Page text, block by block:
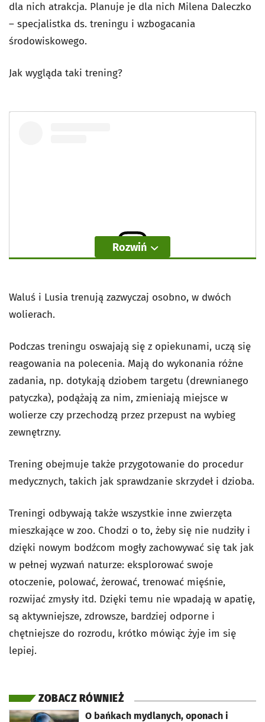
dla nich atrakcja. Planuje je dla nich Milena Daleczko
– specjalistka ds. treningu i wzbogacania
środowiskowego.
Jak wygląda taki trening?
Rozwiń
Waluś i Lusia trenują zazwyczaj osobno, w dwóch
wolierach.
Podczas treningu oswajają się z opiekunami, uczą się
reagowania na polecenia. Mają do wykonania różne
zadania, np. dotykają dziobem targetu (drewnianego
patyczka), podążają za nim, zmieniają miejsce w
wolierze czy przechodzą przez przepust na wybieg
zewnętrzny.
Trening obejmuje także przygotowanie do procedur
medycznych, takich jak sprawdzanie skrzydeł i dzioba.
Treningi odbywają także wszystkie inne zwierzęta
mieszkające w zoo. Chodzi o to, żeby się nie nudziły i
dzięki nowym bodźcom mogły zachowywać się tak jak
w pełnej wyzwań naturze: eksplorować swoje
otoczenie, polować, żerować, trenować mięśnie,
rozwijać zmysły itd. Dzięki temu nie wpadają w apatię,
są aktywniejsze, zdrowsze, bardziej odporne i
chętniejsze do rozrodu, krótko mówiąc żyje im się
lepiej.
ZOBACZ RÓWNIEŻ
O bańkach mydlanych, oponach i
otworzy się w nowej karcie